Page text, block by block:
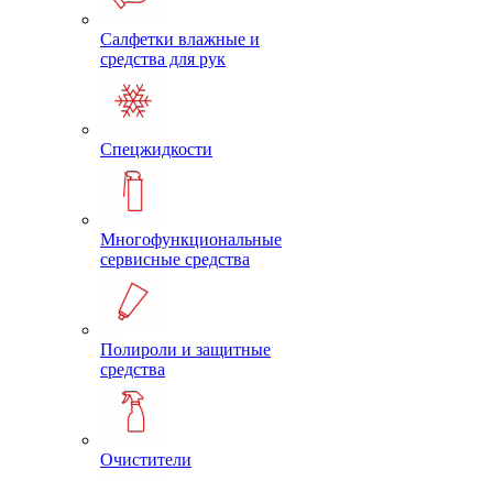
Салфетки влажные и
средства для рук
Спецжидкости
Многофункциональные
сервисные средства
Полироли и защитные
средства
Очистители